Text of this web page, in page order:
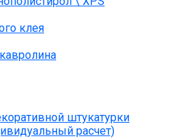
клея
штукатурки
расчет)